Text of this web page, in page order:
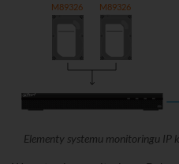
M89326
M89326
Elementy systemu monitoringu IP